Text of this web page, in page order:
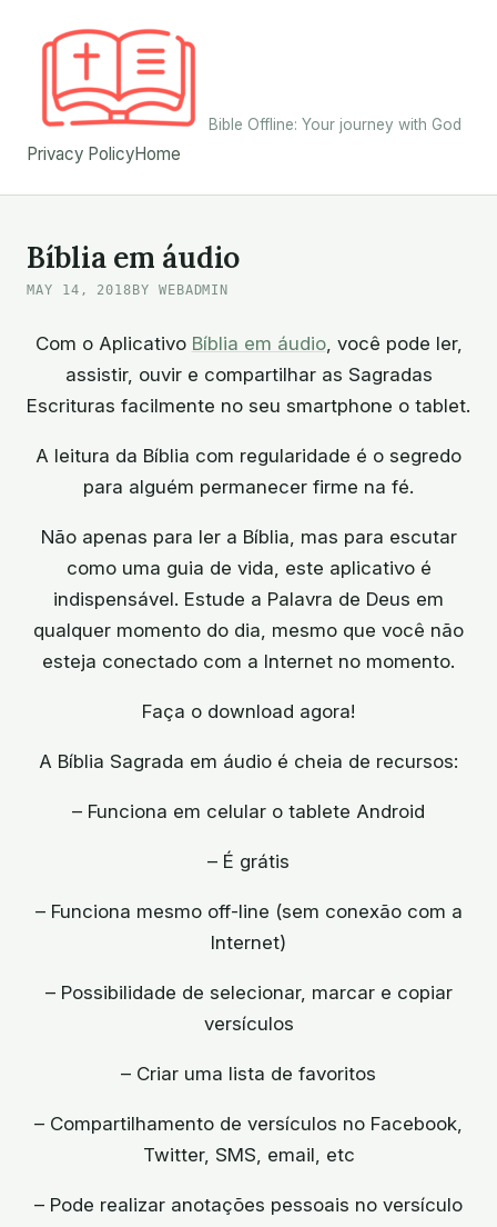
Bible Offline: Your journey with God
Privacy PolicyHome
Bíblia em áudio
MAY 14, 2018 BY WEBADMIN
Com o Aplicativo Bíblia em áudio, você pode ler,
assistir, ouvir e compartilhar as Sagradas
Escrituras facilmente no seu smartphone o tablet.
A leitura da Bíblia com regularidade é o segredo
para alguém permanecer firme na fé.
Não apenas para ler a Bíblia, mas para escutar
como uma guia de vida, este aplicativo é
indispensável. Estude a Palavra de Deus em
qualquer momento do dia, mesmo que você não
esteja conectado com a Internet no momento.
Faça o download agora!
A Bíblia Sagrada em áudio é cheia de recursos:
– Funciona em celular o tablete Android
– É grátis
– Funciona mesmo off-line (sem conexão com a
Internet)
– Possibilidade de selecionar, marcar e copiar
versículos
– Criar uma lista de favoritos
– Compartilhamento de versículos no Facebook,
Twitter, SMS, email, etc
– Pode realizar anotações pessoais no versículo